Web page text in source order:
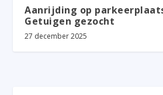
Aanrijding op
Getuigen gezocht
27 december 2025